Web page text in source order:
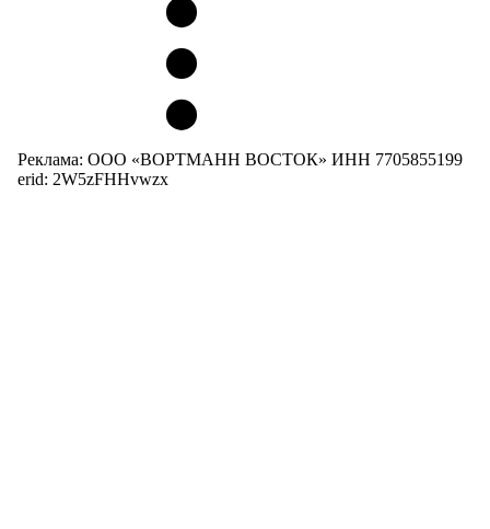
Реклама: ООО «ВОРТМАНН ВОСТОК» ИНН 7705855199
erid: 2W5zFHHvwzx